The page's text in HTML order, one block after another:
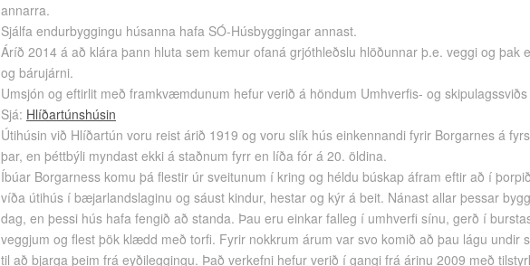
annarra.
Sjálfa endurbyggingu húsanna hafa SÓ-Húsbyggingar annast.
Áríð 2014 á að klára þann hluta sem kemur ofaná grjóthleðslu hlöðunnar þ.e. veggi og þak
og bárujárni.
Umsjón og eftirlit með framkvæmdunum hefur verið á höndum Umhverfis- og
Sjá: Hlíðartúnshúsin
Útihúsin við Hlíðartún voru reist árið 1919 og voru slík hús einkennandi fyrir Borgarnes á
þar, en þéttbýli myndast ekki á staðnum fyrr en líða fór á 20. öldina.
Íbúar Borgarness komu þá flestir úr sveitunum í kring og héldu búskap áfram eftir að í
víða útihús í bæjarlandslaginu og sáust kindur, hestar og kýr á beit. Nánast allar þessar
dag, en þessi hús hafa fengið að standa. Þau eru einkar falleg í umhverfi sínu, gerð í
veggjum og flest þök klædd með torfi. Fyrir nokkrum árum var svo komið að þau lágu undir
til að bjarga þeim frá eyðileggingu. Það verkefni hefur verið í gangi frá árinu 2009 með